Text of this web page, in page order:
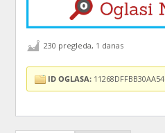
230 pregleda, 1 danas
ID OGLASA: 11268DFFBB30AA54